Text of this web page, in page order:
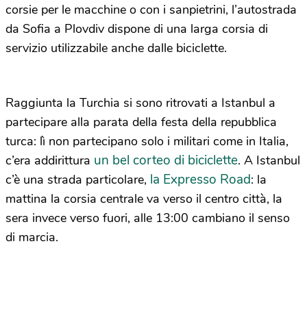
corsie per le macchine o con i sanpietrini, l’autostrada
da Sofia a Plovdiv dispone di una larga corsia di
servizio utilizzabile anche dalle biciclette.
Raggiunta la Turchia si sono ritrovati a Istanbul a
partecipare alla parata della festa della repubblica
turca: lì non partecipano solo i militari come in Italia,
c’era addirittura un bel corteo di biciclette. A Istanbul
c’è una strada particolare, la Expresso Road: la
mattina la corsia centrale va verso il centro città, la
sera invece verso fuori, alle 13:00 cambiano il senso
di marcia.